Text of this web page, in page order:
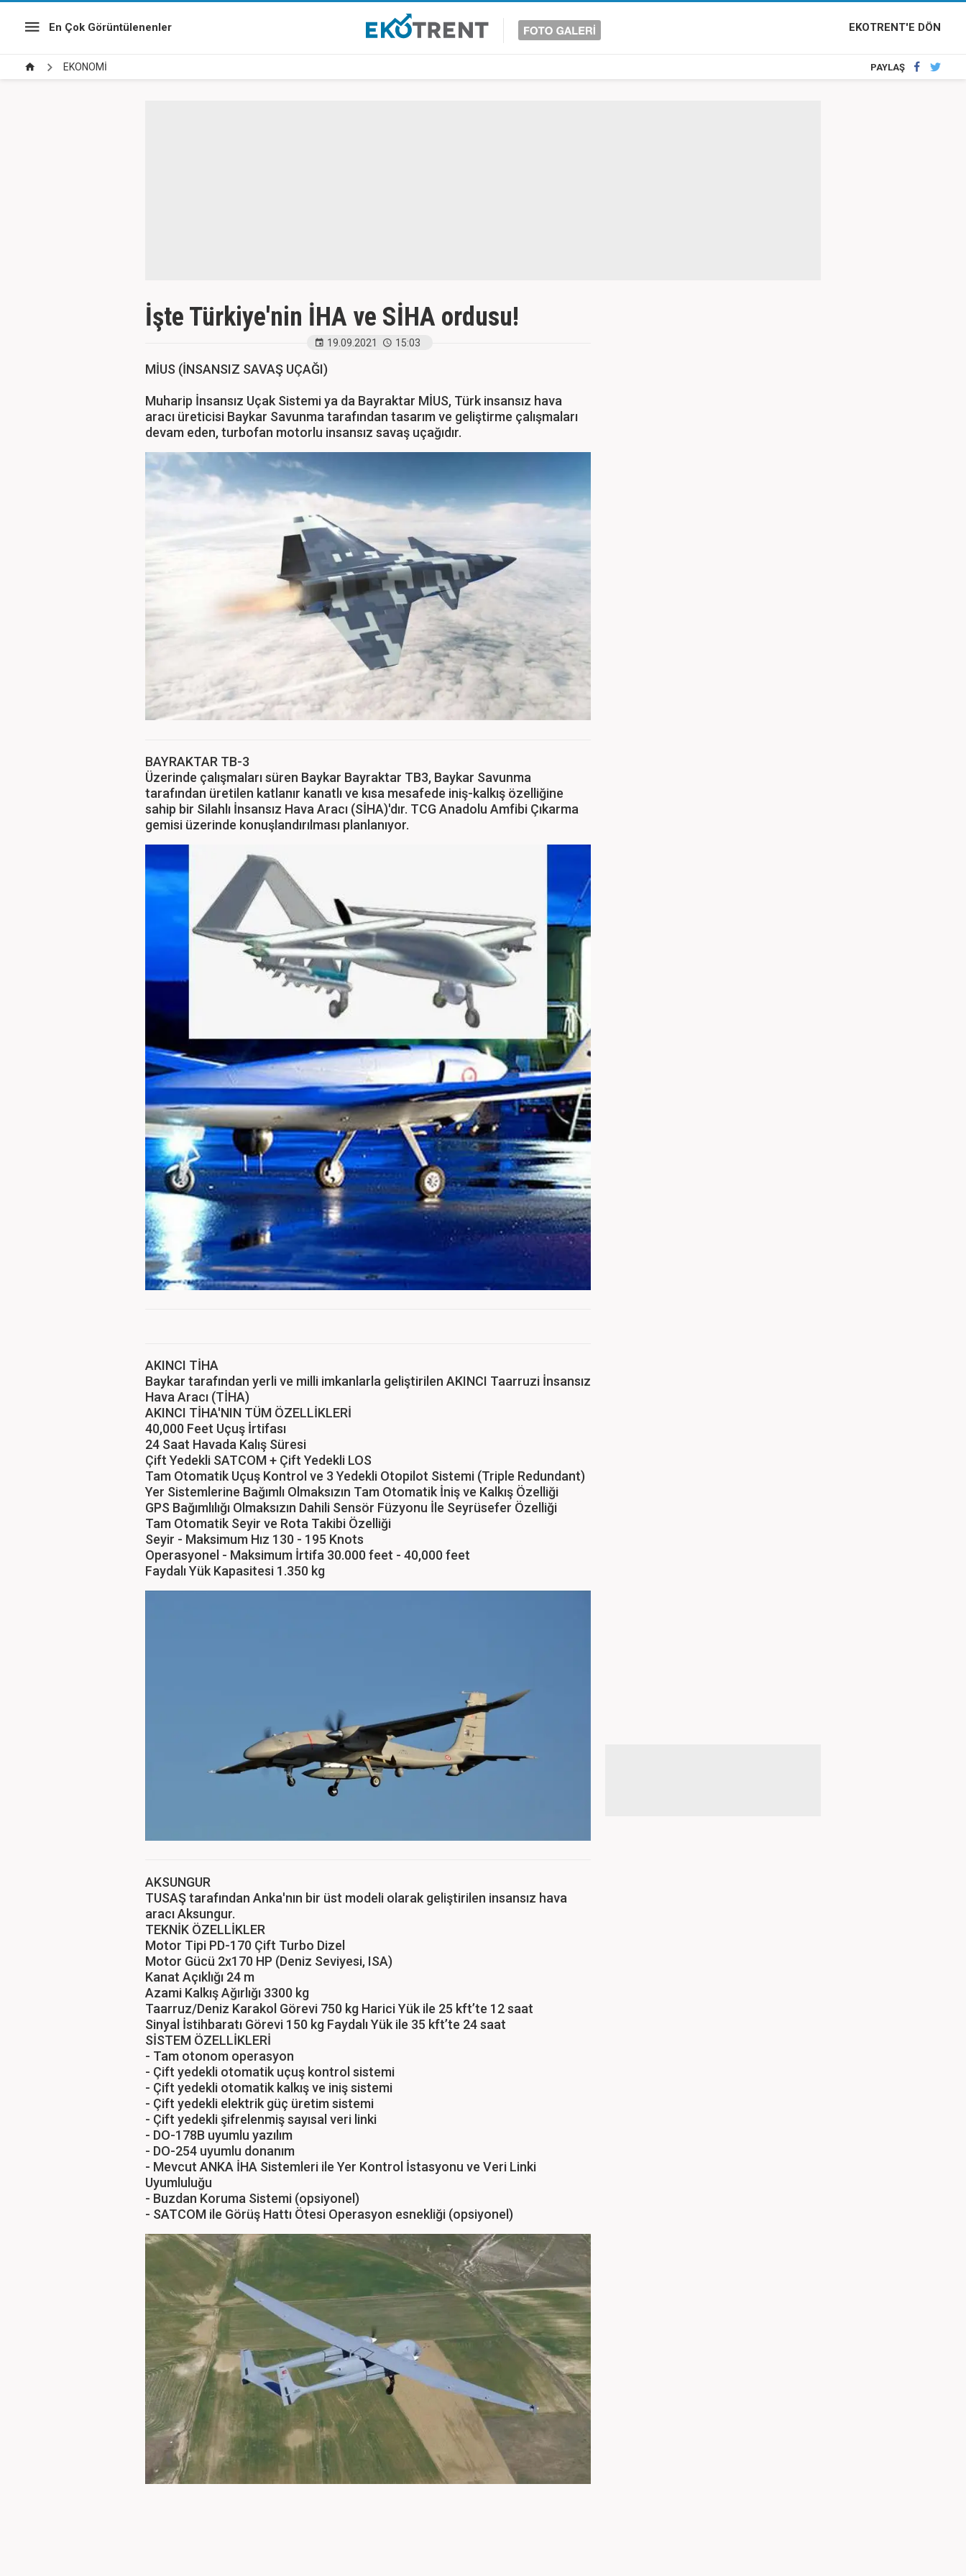
En Çok Görüntülenenler EKOTRENT'E DÖN
EKONOMİ PAYLAŞ
İşte Türkiye'nin İHA ve SİHA ordusu!
19.09.2021 15:03
MİUS (İNSANSIZ SAVAŞ UÇAĞI)
Muharip İnsansız Uçak Sistemi ya da Bayraktar MİUS, Türk insansız hava
aracı üreticisi Baykar Savunma tarafından tasarım ve geliştirme çalışmaları
devam eden, turbofan motorlu insansız savaş uçağıdır.
BAYRAKTAR TB-3
Üzerinde çalışmaları süren Baykar Bayraktar TB3, Baykar Savunma
tarafından üretilen katlanır kanatlı ve kısa mesafede iniş-kalkış özelliğine
sahip bir Silahlı İnsansız Hava Aracı (SİHA)'dır. TCG Anadolu Amfibi Çıkarma
gemisi üzerinde konuşlandırılması planlanıyor.
AKINCI TİHA
Baykar tarafından yerli ve milli imkanlarla geliştirilen AKINCI Taarruzi İnsansız
Hava Aracı (TİHA)
AKINCI TİHA'NIN TÜM ÖZELLİKLERİ
40,000 Feet Uçuş İrtifası
24 Saat Havada Kalış Süresi
Çift Yedekli SATCOM + Çift Yedekli LOS
Tam Otomatik Uçuş Kontrol ve 3 Yedekli Otopilot Sistemi (Triple Redundant)
Yer Sistemlerine Bağımlı Olmaksızın Tam Otomatik İniş ve Kalkış Özelliği
GPS Bağımlılığı Olmaksızın Dahili Sensör Füzyonu İle Seyrüsefer Özelliği
Tam Otomatik Seyir ve Rota Takibi Özelliği
Seyir - Maksimum Hız 130 - 195 Knots
Operasyonel - Maksimum İrtifa 30.000 feet - 40,000 feet
Faydalı Yük Kapasitesi 1.350 kg
AKSUNGUR
TUSAŞ tarafından Anka'nın bir üst modeli olarak geliştirilen insansız hava
aracı Aksungur.
TEKNİK ÖZELLİKLER
Motor Tipi PD-170 Çift Turbo Dizel
Motor Gücü 2x170 HP (Deniz Seviyesi, ISA)
Kanat Açıklığı 24 m
Azami Kalkış Ağırlığı 3300 kg
Taarruz/Deniz Karakol Görevi 750 kg Harici Yük ile 25 kft’te 12 saat
Sinyal İstihbaratı Görevi 150 kg Faydalı Yük ile 35 kft’te 24 saat
SİSTEM ÖZELLİKLERİ
- Tam otonom operasyon
- Çift yedekli otomatik uçuş kontrol sistemi
- Çift yedekli otomatik kalkış ve iniş sistemi
- Çift yedekli elektrik güç üretim sistemi
- Çift yedekli şifrelenmiş sayısal veri linki
- DO-178B uyumlu yazılım
- DO-254 uyumlu donanım
- Mevcut ANKA İHA Sistemleri ile Yer Kontrol İstasyonu ve Veri Linki
Uyumluluğu
- Buzdan Koruma Sistemi (opsiyonel)
- SATCOM ile Görüş Hattı Ötesi Operasyon esnekliği (opsiyonel)